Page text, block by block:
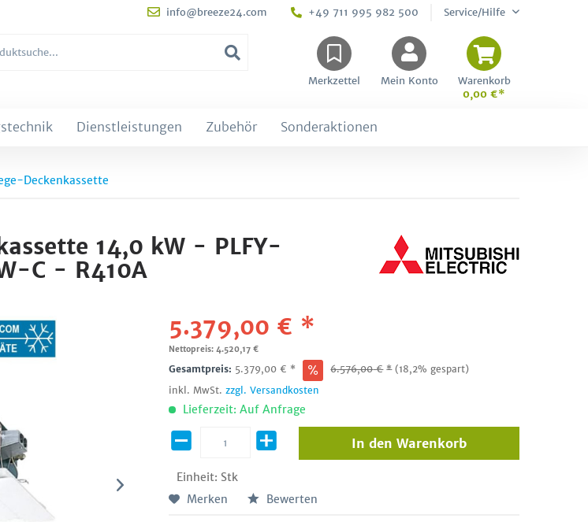
info@breeze24.com +49 711 995 982 500 Service/Hilfe
Merkzettel Mein Konto
Warenkorb
0,00 €*
Dienstleistungen Zubehör Sonderaktionen
Deckenkassette
14,0 kW - PLFY-
C - R410A
5.379,00 € *
Nettopreis: 4.520,17 €
Gesamtpreis: 5.379,00 € * 6.576,00€ * (18,2% gespart)
inkl. MwSt.zzgl. Versandkosten
Lieferzeit: Auf Anfrage
Einheit: Stk
In den Warenkorb
Merken Bewerten